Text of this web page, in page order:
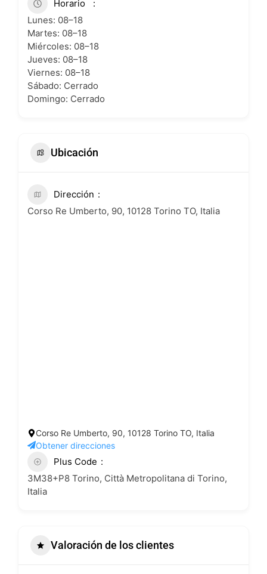
Horario
Lunes: 08–18
Martes: 08–18
Miércoles: 08–18
Jueves: 08–18
Viernes: 08–18
Sábado: Cerrado
Domingo: Cerrado
Ubicación
Dirección
Corso Re Umberto, 90, 10128 Torino TO, Italia
Corso Re Umberto, 90, 10128 Torino TO, Italia
Obtener direcciones
Plus Code
3M38+P8 Torino, Città Metropolitana di Torino,
Italia
Valoración de los clientes